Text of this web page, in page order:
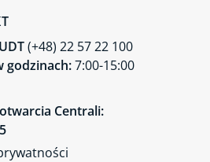
(+48) 22 57 22 100
godzinach:7:00-15:00
Centrali: